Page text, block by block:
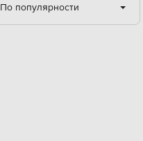
По популярности